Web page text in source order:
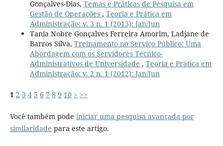
Gonçalves-Dias, Temas e Práticas de Pesquisa em
Gestão de Operações , Teoria e Prática em
Administração: v. 3 n. 1 (2013): Jan/Jun
Tania Nobre Gonçalves Ferreira Amorim, Ladjane de
Barros Silva, Treinamento no Serviço Público: Uma
Abordagem com os Servidores Técnico-
Administrativos de Universidade , Teoria e Prática em
Administração: v. 2 n. 1 (2012): Jan/Jun
1 2 3 4 5 6 7 8 9 10 > >>
Você também pode iniciar uma pesquisa avançada por
similaridade para este artigo.